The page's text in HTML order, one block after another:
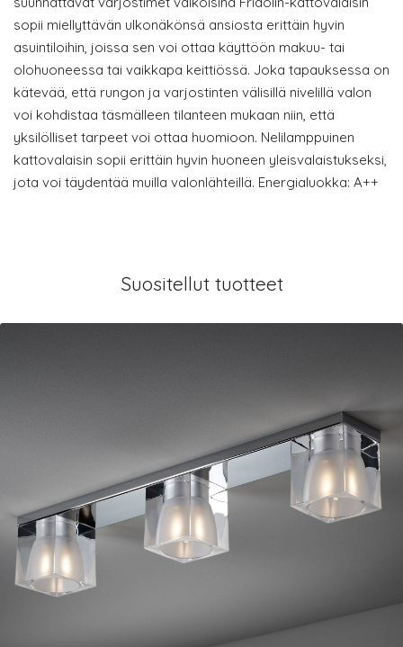
sopii miellyttävän ulkonäkönsä ansiosta erittäin hyvin
asuintiloihin, joissa sen voi ottaa käyttöön makuu- tai
olohuoneessa tai vaikkapa keittiössä. Joka tapauksessa on
kätevää, että rungon ja varjostinten välisillä nivelillä valon
voi kohdistaa täsmälleen tilanteen mukaan niin, että
yksilölliset tarpeet voi ottaa huomioon. Nelilamppuinen
kattovalaisin sopii erittäin hyvin huoneen yleisvalaistukseksi,
jota voi täydentää muilla valonlähteillä. Energialuokka: A++
Suositellut tuotteet